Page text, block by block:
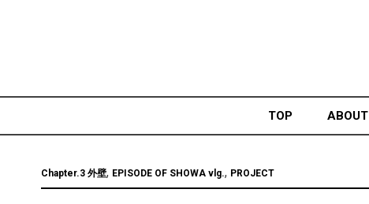
TOP ABOUT
Chapter.3 外壁, EPISODE OF SHOWA vlg., PROJECT